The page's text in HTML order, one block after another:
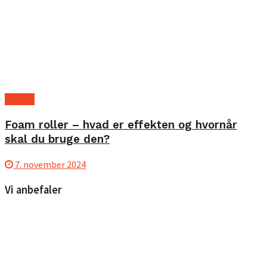
Foam roller – hvad er effekten og hvornår
skal du bruge den?
7. november 2024
Vi anbefaler